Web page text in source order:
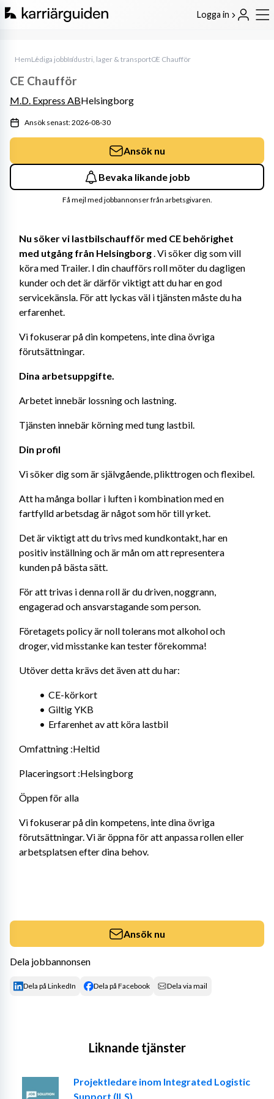
Logga in
HemLediga jobbIndustri, lager & transportCE Chaufför
Nu söker vi lastbilschaufför med CE behörighet
med utgång från Helsingborg . Vi söker dig som vill
köra med Trailer. I din chaufförs roll möter du dagligen
kunder och det är därför viktigt att du har en god
servicekänsla. För att lyckas väl i tjänsten måste du ha
erfarenhet.
Vi fokuserar på din kompetens, inte dina övriga
förutsättningar.
Dina arbetsuppgifte.
Arbetet innebär lossning och lastning.
Tjänsten innebär körning med tung lastbil.
Din profil
Vi söker dig som är självgående, plikttrogen och flexibel.
Att ha många bollar i luften i kombination med en
fartfylld arbetsdag är något som hör till yrket.
Det är viktigt att du trivs med kundkontakt, har en
positiv inställning och är mån om att representera
kunden på bästa sätt.
För att trivas i denna roll är du driven, noggrann,
engagerad och ansvarstagande som person.
Företagets policy är noll tolerans mot alkohol och
droger, vid misstanke kan tester förekomma!
Utöver detta krävs det även att du har:
CE-körkort
Giltig YKB
Erfarenhet av att köra lastbil
Omfattning :Heltid
Placeringsort :Helsingborg
Öppen för alla
Vi fokuserar på din kompetens, inte dina övriga
förutsättningar. Vi är öppna för att anpassa rollen eller
arbetsplatsen efter dina behov.
CE Chaufför
M.D. Express ABHelsingborg
Ansök senast: 2026-08-30
Ansök nu
Bevaka likande jobb
Få mejl med jobbannonser från arbetsgivaren.
Ansök nu
Dela jobbannonsen
Dela på LinkedIn Dela på Facebook Dela via mail
Liknande tjänster
Projektledare inom Integrated Logistic
Support (ILS)